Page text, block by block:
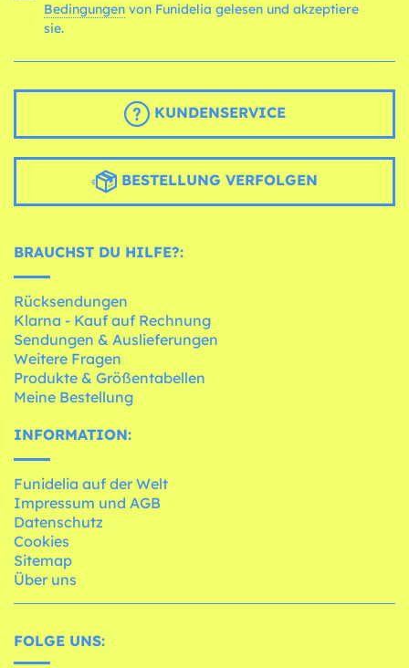
Bedingungen
sie.
KUNDENSERVICE
BESTELLUNG VERFOLGEN
BRAUCHST DU HILFE?:
Rücksendungen
Klarna - Kauf auf Rechnung
Sendungen & Auslieferungen
Weitere Fragen
Produkte & Größentabellen
Meine Bestellung
INFORMATION:
Funidelia auf der Welt
Impressum und AGB
Datenschutz
Cookies
Sitemap
Über uns
FOLGE UNS: